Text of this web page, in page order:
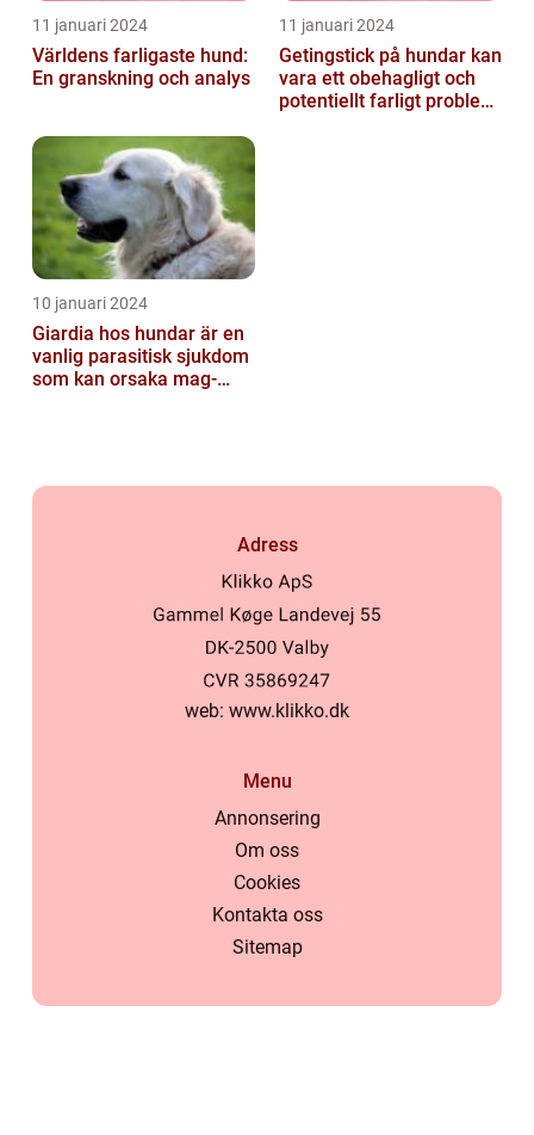
11 januari 2024
Världens farligaste hund:
En granskning och analys
11 januari 2024
Getingstick på hundar kan
vara ett obehagligt och
potentiellt farligt problem
10 januari 2024
Giardia hos hundar är en
vanlig parasitisk sjukdom
som kan orsaka mag-
Adress
web: www.klikko.dk
Menu
Annonsering
Om oss
Cookies
Kontakta oss
Sitemap